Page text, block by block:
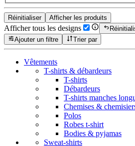
Réinitialiser Afficher les produits
Afficher tous les designs
Ajouter un filtre
Trier par
Vêtements
T-shirts & débardeurs
T-shirts
Débardeurs
T-shirts manches
Chemises &
Polos
Robes t-shirt
Bodies & pyjamas
Sweat-shirts